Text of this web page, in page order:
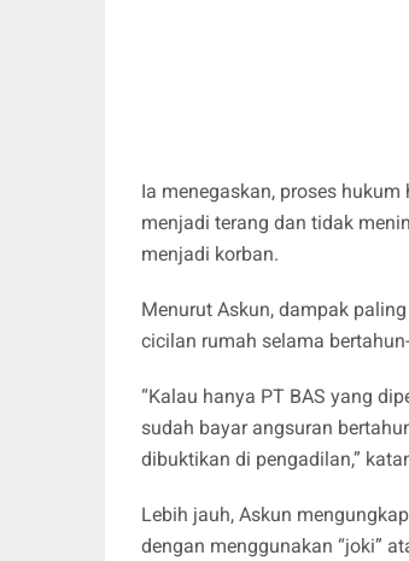
Ia menegaskan, proses
menjadi terang dan tidak
menjadi korban.
Menurut Askun, dampak
cicilan rumah selama
“Kalau hanya PT BAS yang
sudah bayar angsuran
dibuktikan di pengadilan,”
Lebih jauh, Askun
dengan menggunakan “joki”